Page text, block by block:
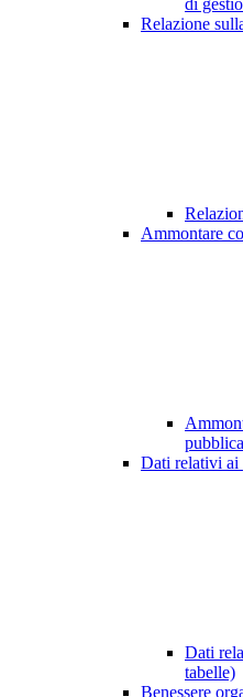
di
Relazione
Ammontare
Dati relativi ai
Dati
tabelle)
Benessere